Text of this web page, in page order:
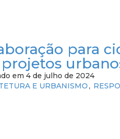
para
em 4 de julho de 2024
E URBANISMO